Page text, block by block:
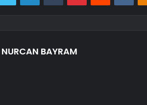
NURCAN BAYRAM